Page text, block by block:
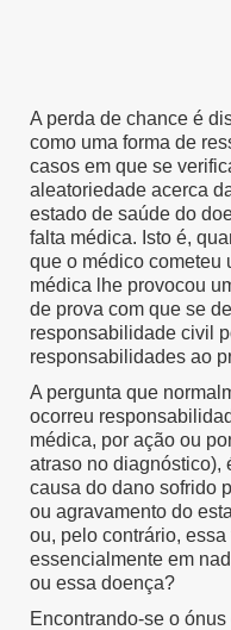
A perda de chance é
como uma forma de
casos em que se
aleatoriedade acerca
estado de saúde do
falta médica. Isto é,
que o médico cometeu
médica lhe provocou
de prova com que se
responsabilidade civil
responsabilidades ao
A pergunta que
ocorreu
médica, por ação ou
atraso no diagnóstico),
causa do dano sofrido
ou agravamento do
ou, pelo contrário,
essencialmente em
ou essa doença?
Encontrando-se o